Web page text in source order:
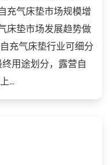
充气床垫市场规模增
床垫市场发展趋势做
充气床垫行业可细分
用途划分，露营自
...